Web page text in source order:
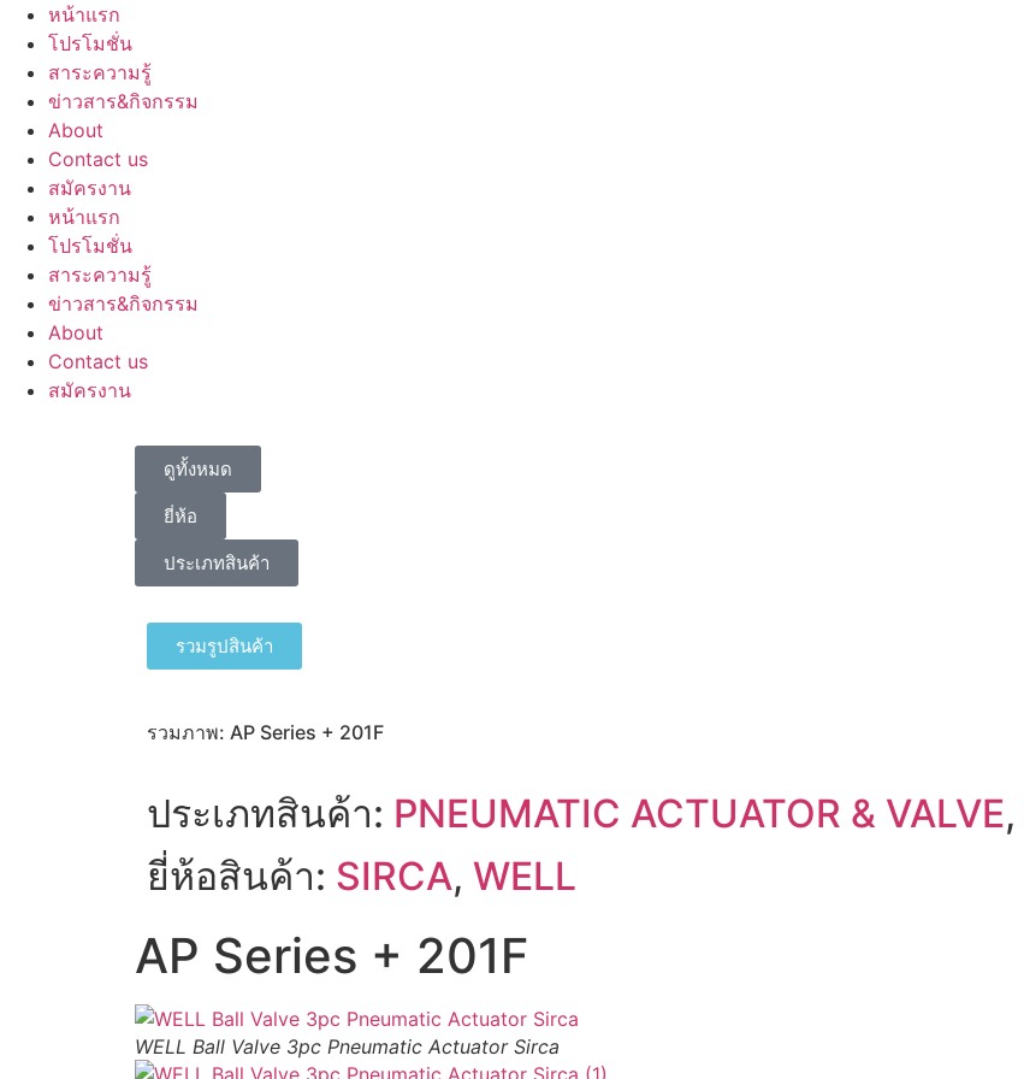
หน้าแรก
โปรโมชั่น
สาระความรู้
ข่าวสาร&กิจกรรม
About
Contact us
สมัครงาน
หน้าแรก
โปรโมชั่น
สาระความรู้
ข่าวสาร&กิจกรรม
About
Contact us
สมัครงาน
ดูทั้งหมด
ยี่ห้อ
ประเภทสินค้า
รวมรูปสินค้า
รวมภาพ: AP Series + 201F
ประเภทสินค้า: PNEUMATIC ACTUATOR & VALVE,
ยี่ห้อสินค้า: SIRCA, WELL
AP Series + 201F
WELL Ball Valve 3pc Pneumatic Actuator Sirca